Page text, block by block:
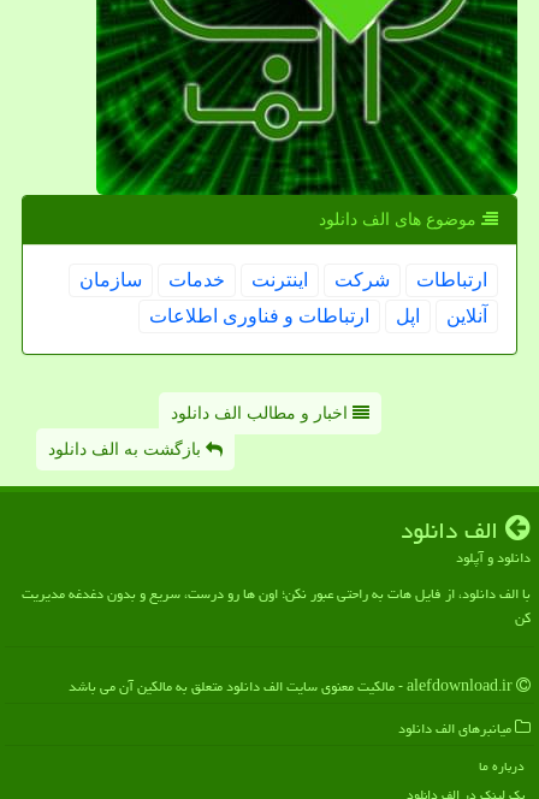
موضوع های الف دانلود
ارتباطات شركت اینترنت خدمات
سازمان
آنلاین
اپل ارتباطات و فناوری اطلاعات
اخبار و مطالب الف دانلود
بازگشت به الف دانلود
الف دانلود
دانلود و آپلود
با الف دانلود، از فایل هات به راحتی عبور نکن؛ اون ها رو درست، سریع و بدون دغدغه مدیریت
کن
میانبرهای الف دانلود
درباره ما